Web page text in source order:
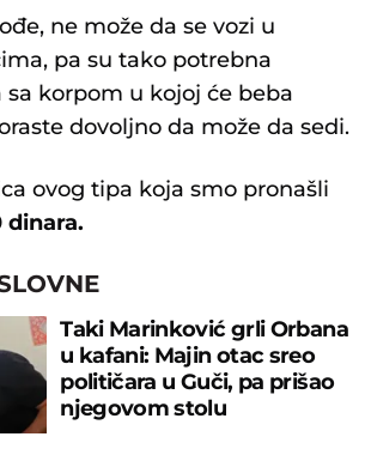
ne može da se vozi u
pa su tako potrebna
sa korpom u kojoj će beba
dovoljno da može da sedi.
ovog tipa koja smo pronašli
dinara.
Taki Marinković grli Orbana
u kafani: Majin otac sreo
političara u Guči, pa prišao
njegovom stolu